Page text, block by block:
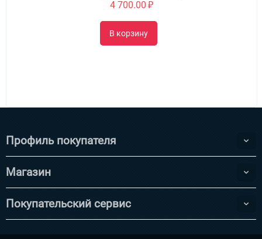
Профиль покупателя
Магазин
Покупательский сервис